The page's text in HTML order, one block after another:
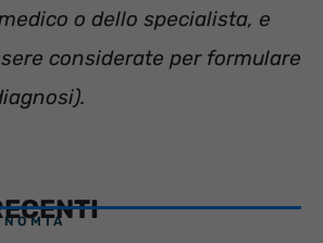
o dello specialista, e
considerate per formulare